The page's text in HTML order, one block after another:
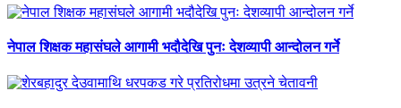
नेपाल शिक्षक महासंघले आगामी भदौदेखि पुनः देशव्यापी आन्दोलन गर्ने